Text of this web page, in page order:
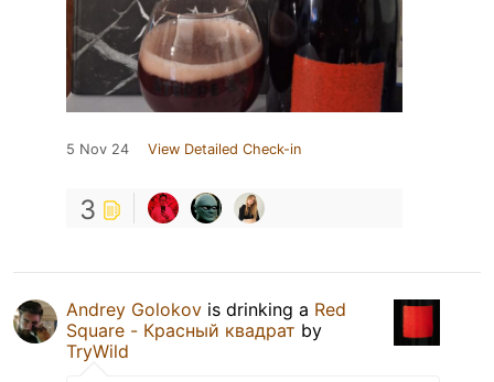
5 Nov 24 View Detailed Check-in
3
Andrey Golokov is drinking a Red
Square - Красный квадрат by
TryWild